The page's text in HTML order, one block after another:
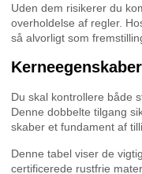
Uden dem risikerer du
overholdelse af regler.
så alvorligt som
Du skal kontrollere både
Denne dobbelte tilgang
skaber et fundament af
Denne tabel viser de
certificerede rustfrie